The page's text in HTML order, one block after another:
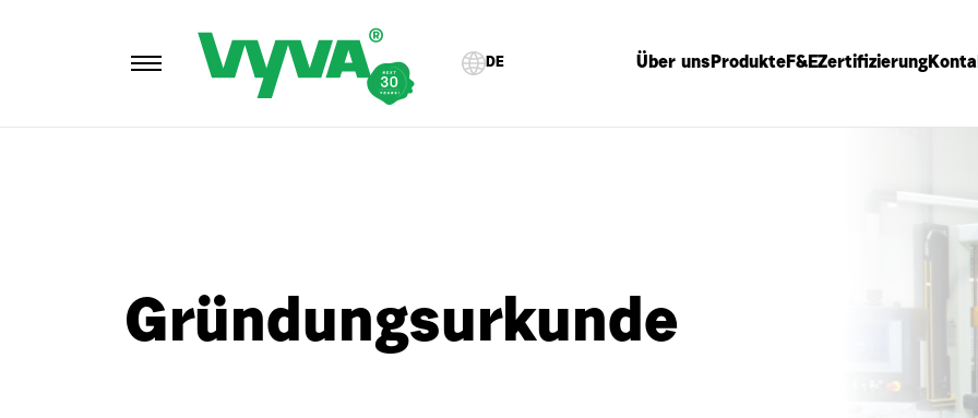
DE Über uns ProdukteF&EZertifizierung
Gründungsurkunde